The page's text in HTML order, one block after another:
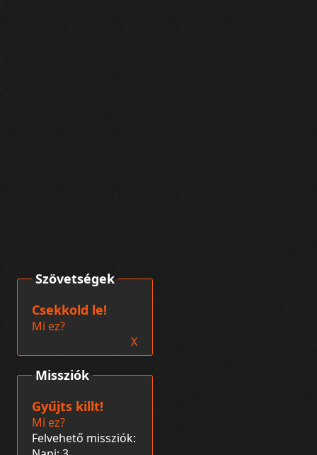
Missziók
Gyűjts killt!
Mi ez?
Felvehető missziók:
Szövetségek
Csekkold le!
Mi ez?
X